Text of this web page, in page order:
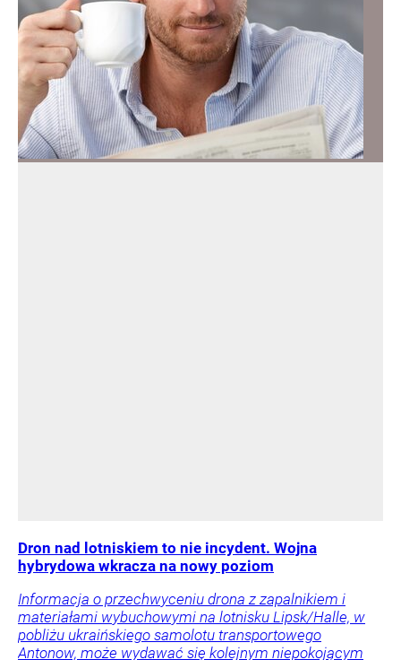
Dron nad lotniskiem to nie incydent. Wojna
hybrydowa wkracza na nowy poziom
Informacja o przechwyceniu drona z zapalnikiem i
materiałami wybuchowymi na lotnisku Lipsk/Halle, w
pobliżu ukraińskiego samolotu transportowego
Antonow, może wydawać się kolejnym niepokojącym